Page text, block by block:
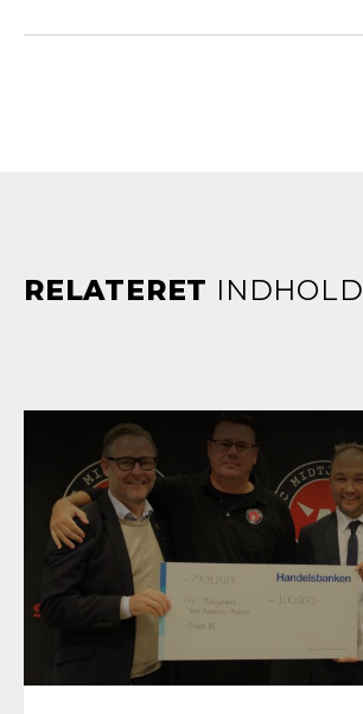
RELATERET INDHOLD